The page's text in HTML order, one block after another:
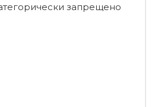
запрещено